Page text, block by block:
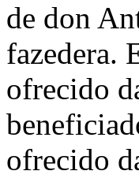
de don
fazedera.
ofrecido
ofrecido